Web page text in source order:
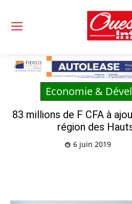
Economie &
83 millions de F CFA à
région des
6 juin 2019